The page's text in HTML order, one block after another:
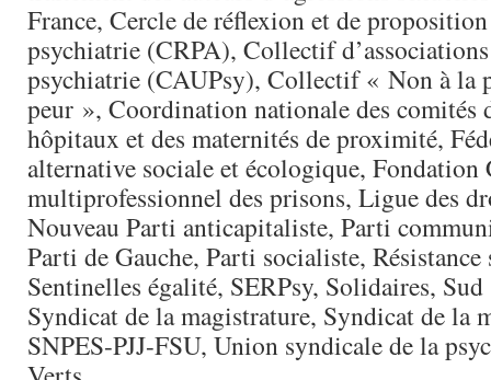
France, Cercle de réflexion et de
psychiatrie (CRPA), Collectif d’associations
psychiatrie (CAUPsy), Collectif « Non à la
peur », Coordination nationale des comités
hôpitaux et des maternités de proximité,
alternative sociale et écologique, Fondation
multiprofessionnel des prisons, Ligue des
Nouveau Parti anticapitaliste, Parti
Parti de Gauche, Parti socialiste, Résistance
Sentinelles égalité, SERPsy, Solidaires, Sud
Syndicat de la magistrature, Syndicat de la
SNPES-PJJ-FSU, Union syndicale de la